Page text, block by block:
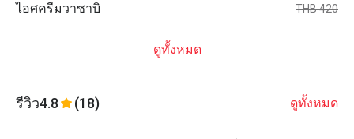
ไอศครีมวาซาบิ
THB 420
ดูทั้งหมด
รีวิว4.8 (18) ดูทั้งหมด